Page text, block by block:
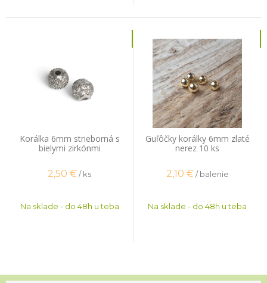
Korálka 6mm strieborná s
bielymi zirkónmi
2,50 €/ ks
Na sklade - do 48h u teba
Guľôčky korálky 6mm zlaté
nerez 10 ks
2,10 € / balenie
Na sklade - do 48h u teba